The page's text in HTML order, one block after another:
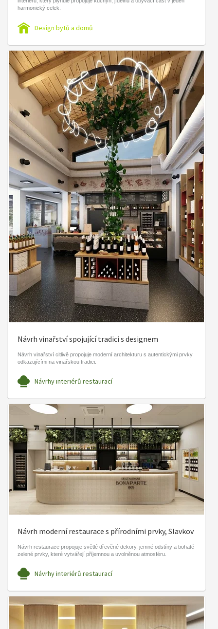
harmonický celek.
Design bytů a domů
Návrh vinařství spojující tradici s designem
Návrh vinařství citlivě propojuje moderní architekturu s autentickými prvky
odkazujícími na vinařskou tradici.
Návrhy interiérů restaurací
Návrh moderní restaurace s přírodními prvky, Slavkov
Návrh restaurace propojuje světlé dřevěné dekory, jemné odstíny a bohaté
zelené prvky, které vytvářejí příjemnou a uvolněnou atmosféru.
Návrhy interiérů restaurací